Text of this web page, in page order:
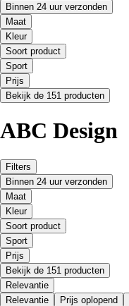
Binnen 24 uur verzonden
Maat
Kleur
Soort product
Sport
Prijs
Bekijk de 151 producten
ABC Design
Filters
Binnen 24 uur verzonden
Maat
Kleur
Soort product
Sport
Prijs
Bekijk de 151 producten
Relevantie
Relevantie
Prijs oplopend